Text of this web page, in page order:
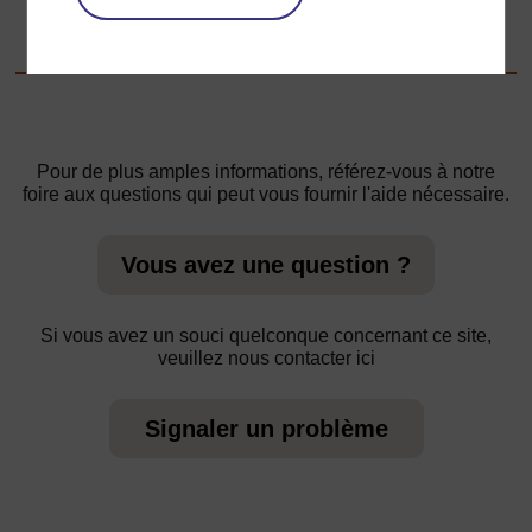
Pour de plus amples informations, référez-vous à notre
foire aux questions qui peut vous fournir l'aide nécessaire.
Vous avez une question ?
Si vous avez un souci quelconque concernant ce site,
veuillez nous contacter ici
Signaler un problème